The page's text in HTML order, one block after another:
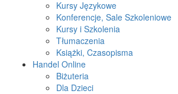
Kursy Językowe
Konferencje, Sale Szkoleniowe
Kursy i Szkolenia
Tłumaczenia
Książki, Czasopisma
Handel Online
Biżuteria
Dla Dzieci